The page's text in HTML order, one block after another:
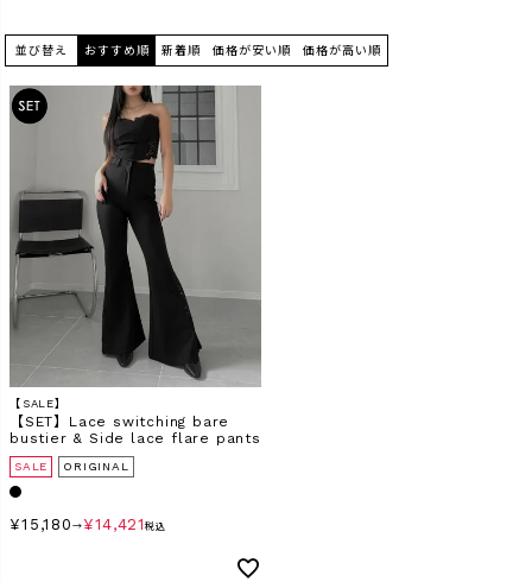
〜
在庫なし商品
表示する
並び替え おすすめ順 新着順 価格が安い順 価格が高い順
【SALE】
【SET】Lace switching bare
bustier & Side lace flare pants
SALE ORIGINAL
¥15,180→ ¥14,421税込